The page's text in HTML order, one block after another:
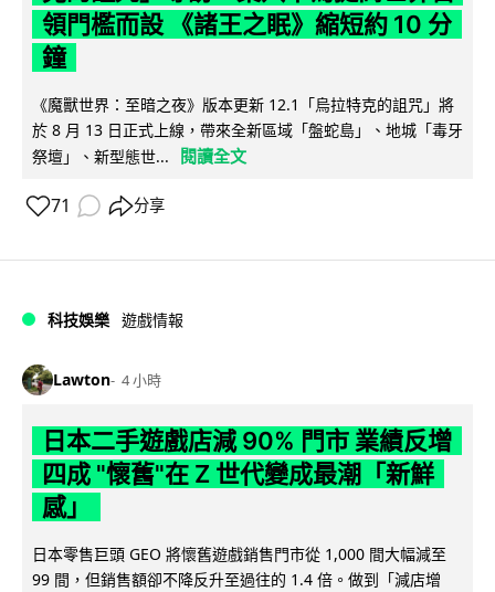
領門檻而設 《諸王之眠》縮短約 10 分
鐘
《魔獸世界：至暗之夜》版本更新 12.1「烏拉特克的詛咒」將
於 8 月 13 日正式上線，帶來全新區域「盤蛇島」、地城「毒牙
祭壇」、新型態世...
閱讀全文
71 分享
科技娛樂 遊戲情報
Lawton 4 小時
日本二手遊戲店減 90% 門市 業績反增
四成 "懷舊"在 Z 世代變成最潮「新鮮
感」
日本零售巨頭 GEO 將懷舊遊戲銷售門市從 1,000 間大幅減至
99 間，但銷售額卻不降反升至過往的 1.4 倍。做到「減店增